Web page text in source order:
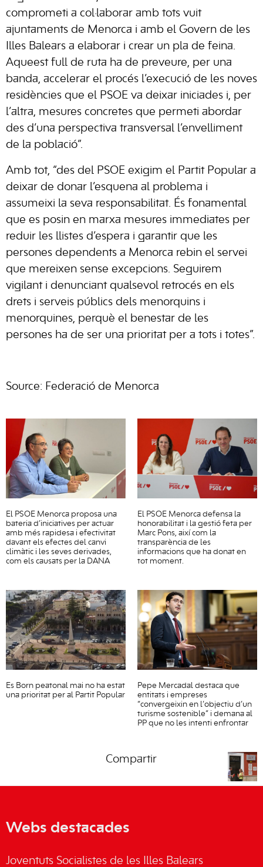
comprometi a col·laborar amb tots vuit
ajuntaments de Menorca i amb el Govern de les
Illes Balears a elaborar i crear un pla de feina.
Aqueest full de ruta ha de preveure, per una
banda, accelerar el procés l’execució de les noves
residències que el PSOE va deixar iniciades i, per
l’altra, mesures concretes que permeti abordar
des d’una perspectiva transversal l’envelliment
de la població”.
Amb tot, “des del PSOE exigim el Partit Popular a
deixar de donar l’esquena al problema i
assumeixi la seva responsabilitat. És fonamental
que es posin en marxa mesures immediates per
reduir les llistes d’espera i garantir que les
persones dependents a Menorca rebin el servei
que mereixen sense excepcions. Seguirem
vigilant i denunciant qualsevol retrocés en els
drets i serveis públics dels menorquins i
menorquines, perquè el benestar de les
persones ha de ser una prioritat per a tots i totes”.
Source: Federació de Menorca
El PSOE Menorca proposa una
bateria d’iniciatives per actuar
amb més rapidesa i efectivitat
davant els efectes del canvi
climàtic i les seves derivades,
com els causats per la DANA
El PSOE Menorca defensa la
honorabilitat i la gestió feta per
Marc Pons, així com la
transparència de les
informacions que ha donat en
tot moment.
Es Born peatonal mai no ha estat
una prioritat per al Partit Popular
Pepe Mercadal destaca que
entitats i empreses
“convergeixin en l’objectiu d’un
turisme sostenible” i demana al
PP que no les intenti enfrontar
Compartir
Webs destacades
Joventuts Socialistes de les Illes Balears